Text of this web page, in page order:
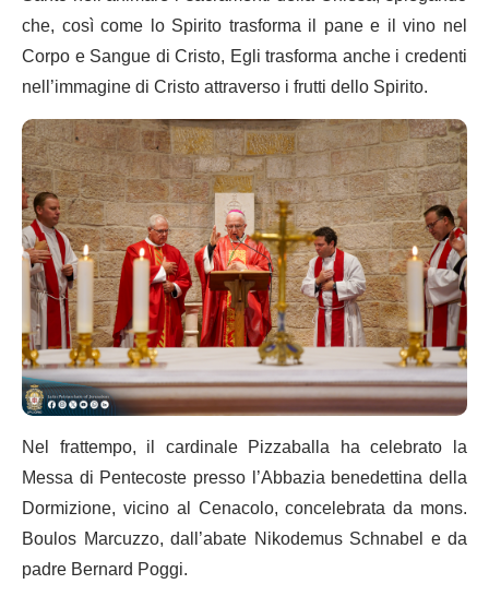
che, così come lo Spirito trasforma il pane e il vino nel
Corpo e Sangue di Cristo, Egli trasforma anche i credenti
nell’immagine di Cristo attraverso i frutti dello Spirito.
Nel frattempo, il cardinale Pizzaballa ha celebrato la
Messa di Pentecoste presso l’Abbazia benedettina della
Dormizione, vicino al Cenacolo, concelebrata da mons.
Boulos Marcuzzo, dall’abate Nikodemus Schnabel e da
padre Bernard Poggi.